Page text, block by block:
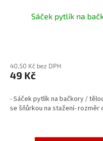
Sáček pytlík na
40,50 Kč bez DPH
49 Kč
- Sáček pytlík na bačkory /
se šňůrkou na stažení- rozměr